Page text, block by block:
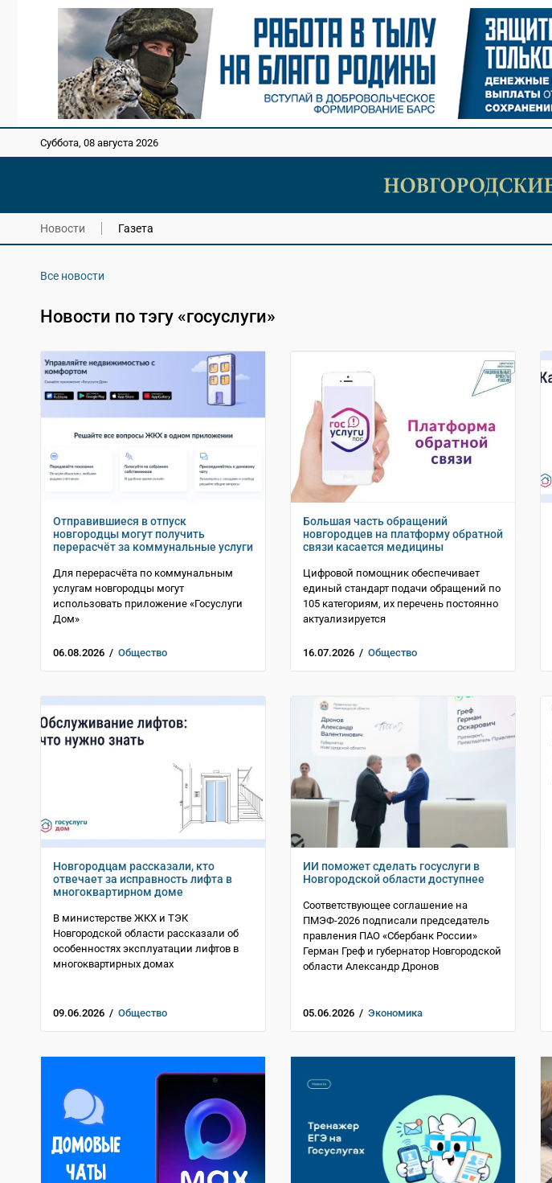
Суббота, 08 августа 2026
Новости Газета
Все новости
Новости по тэгу «госуслуги»
Отправившиеся в отпуск
новгородцы могут получить
перерасчёт за коммунальные услуги
Для перерасчёта по коммунальным
услугам новгородцы могут
использовать приложение «Госуслуги
Дом»
06.08.2026 / Общество
Большая часть обращений
новгородцев на платформу обратной
связи касается медицины
Цифровой помощник обеспечивает
единый стандарт подачи обращений по
105 категориям, их перечень постоянно
актуализируется
16.07.2026 / Общество
Новгородцам рассказали, кто
отвечает за исправность лифта в
многоквартирном доме
В министерстве ЖКХ и ТЭК
Новгородской области рассказали об
особенностях эксплуатации лифтов в
многоквартирных домах
09.06.2026 / Общество
ИИ поможет сделать госуслуги в
Новгородской области доступнее
Соответствующее соглашение на
ПМЭФ-2026 подписали председатель
правления ПАО «Сбербанк России»
Герман Греф и губернатор Новгородской
области Александр Дронов
05.06.2026 / Экономика